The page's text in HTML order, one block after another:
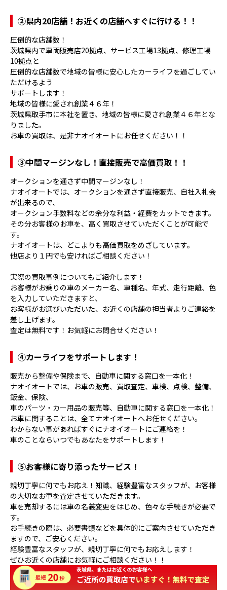
②県内20店舗！お近くの店舗へすぐに行ける！！
圧倒的な店舗数！
茨城県内で車両販売店20拠点、サービス工場13拠点、修理工場
10拠点と
圧倒的な店舗数で地域の皆様に安心したカーライフを過ごしてい
ただけるよう
サポートします！
地域の皆様に愛され創業４６年！
茨城県取手市に本社を置き、地域の皆様に愛され創業４６年とな
りました。
お車の買取は、是非ナオイオートにお任せください！！
③中間マージンなし！直接販売で高価買取！！
オークションを通さず中間マージンなし！
ナオイオートでは、オークションを通さず直接販売、自社入札会
が出来るので、
オークション手数料などの余分な利益・経費をカットできます。
その分お客様のお車を、高く買取させていただくことが可能で
す。
ナオイオートは、どこよりも高価買取をめざしています。
他店より１円でも安ければご相談ください！
実際の買取事例についてもご紹介します！
お客様がお乗りの車のメーカー名、車種名、年式、走行距離、色
を入力していただきますと、
お客様がお選びいただいた、お近くの店舗の担当者よりご連絡を
差し上げます。
査定は無料です！お気軽にお問合せください！
④カーライフをサポートします！
販売から整備や保険まで、自動車に関する窓口を一本化！
ナオイオートでは、お車の販売、買取査定、車検、点検、整備、
鈑金、保険、
車のパーツ・カー用品の販売等、自動車に関する窓口を一本化！
お車に関することは、全てナオイオートへお任せください。
わからない事があればすぐにナオイオートにご連絡を！
車のことならいつでもあなたをサポートします！
⑤お客様に寄り添ったサービス！
親切丁寧に何でもお応え！知識、経験豊富なスタッフが、お客様
の大切なお車を査定させていただきます。
車を売却するには車の名義変更をはじめ、色々な手続きが必要で
す。
お手続きの際は、必要書類などを具体的にご案内させていただき
ますので、ご安心ください。
経験豊富なスタッフが、親切丁寧に何でもお応えします！
ぜひお近くの店舗にお気軽にご相談ください！！